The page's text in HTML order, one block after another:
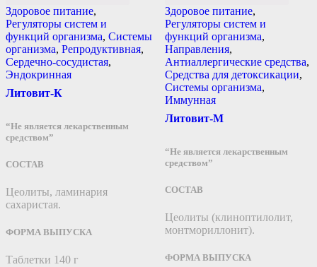
Здоровое питание,
Регуляторы систем и
функций организма, Системы
организма, Репродуктивная,
Сердечно-сосудистая,
Эндокринная
Литовит-К
“Не является лекарственным
средством”
СОСТАВ
Цеолиты, ламинария
сахаристая.
ФОРМА ВЫПУСКА
Таблетки 140 г
Здоровое питание,
Регуляторы систем и
функций организма,
Направления,
Антиаллергические средства,
Средства для детоксикации,
Системы организма,
Иммунная
Литовит-М
“Не является лекарственным
средством”
СОСТАВ
Цеолиты (клиноптилолит,
монтмориллонит).
ФОРМА ВЫПУСКА